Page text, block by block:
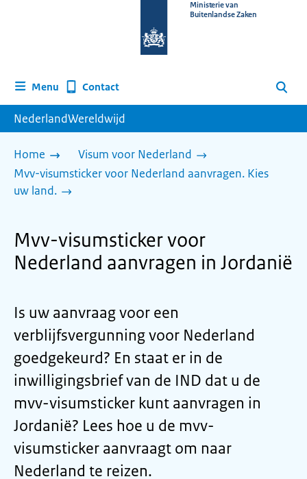
homepage
Ministerie van
Buitenlandse Zaken
Menu Contact Zoeken
NederlandWereldwijd
Home
Visum voor Nederland
Mvv-visumsticker voor Nederland aanvragen. Kies
uw land.
Mvv-visumsticker voor
Nederland aanvragen in Jordanië
Is uw aanvraag voor een
verblijfsvergunning voor Nederland
goedgekeurd? En staat er in de
inwilligingsbrief van de IND dat u de
mvv-visumsticker kunt aanvragen in
Jordanië? Lees hoe u de mvv-
visumsticker aanvraagt om naar
Nederland te reizen.